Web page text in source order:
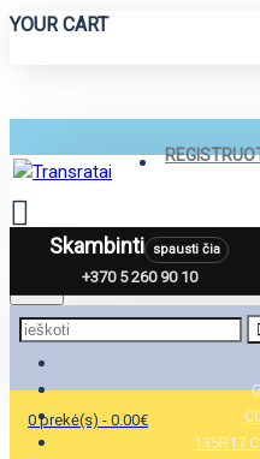
YOUR CART
Menu
0 prekė(s) - 0.00€
Skambinti spausti čia
+370 5 260 90 10
135R17